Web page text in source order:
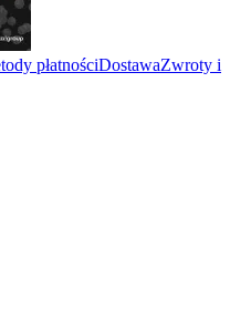
płatnościDostawaZwroty i